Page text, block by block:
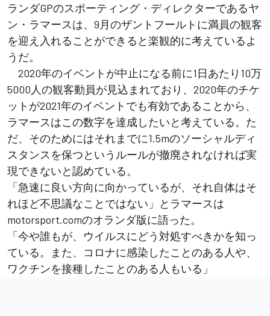
ランダGPのスポーティング・ディレクターであるヤ
ン・ラマースは、9月のザントフールトに満員の観客
を迎え入れることができると楽観的に考えているよ
うだ。
2020年のイベントが中止になる前に1日あたり10万
5000人の観客動員が見込まれており、2020年のチケ
ットが2021年のイベントでも有効であることから、
ラマースはこの数字を達成したいと考えている。た
だ、そのためにはそれまでに1.5mのソーシャルディ
スタンスを保つというルールが撤廃されなければ実
現できないと認めている。
「急速に良い方向に向かっているが、それ自体はそ
れほど不思議なことではない」とラマースは
motorsport.comのオランダ版に語った。
「今や誰もが、ウイルスにどう対処すべきかを知っ
ている。また、コロナに感染したことのある人や、
ワクチンを接種したことのある人もいる」